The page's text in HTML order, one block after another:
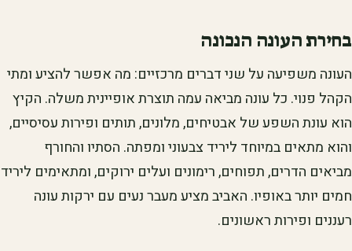
בחירת העונה הנכונה
העונה משפיעה על שני דברים מרכזיים: מה אפשר להציע ומתי
הקהל פנוי. כל עונה מביאה עמה תוצרת אופיינית משלה. הקיץ
הוא עונת השפע של אבטיחים, מלונים, תותים ופירות עסיסיים,
והוא מתאים במיוחד ליריד צבעוני ומפתה. הסתיו והחורף
מביאים הדרים, תפוחים, רימונים ועלים ירוקים, ומתאימים ליריד
חמים יותר באופיו. האביב מציע מעבר נעים עם ירקות עונה
רעננים ופירות ראשונים.